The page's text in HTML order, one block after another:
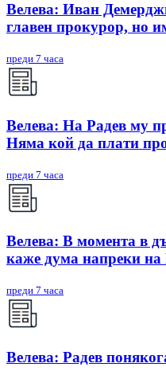
Велева: Иван
главен прокурор, но
преди 7 часа
Велева: На Радев му
Няма кой да плати
преди 7 часа
Велева: В момента в
каже дума напреки на
преди 7 часа
Велева: Радев